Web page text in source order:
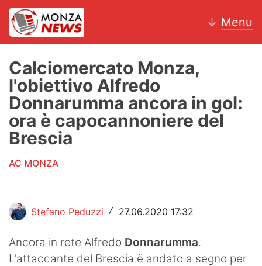
↓ Menu
News
AC Monza
Calcio
Volley
Altri sport
Calciomercato Monza,
l'obiettivo Alfredo
Donnarumma ancora in gol:
ora è capocannoniere del
Brescia
AC MONZA
Stefano Peduzzi / 27.06.2020 17:32
Ancora in rete Alfredo Donnarumma.
L'attaccante del Brescia è andato a segno per